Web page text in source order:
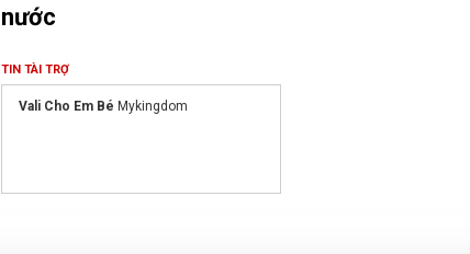
nước
TIN TÀI TRỢ
Vali Cho Em Bé Mykingdom